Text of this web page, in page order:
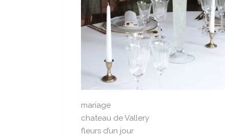
mariage
chateau de Vallery
fleurs d’un jour